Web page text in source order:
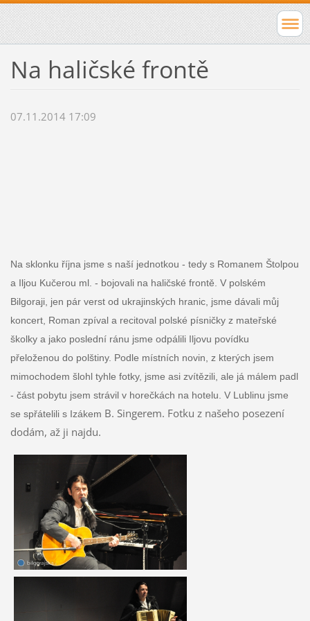
Na haličské frontě
07.11.2014 17:09
Na sklonku října jsme s naší jednotkou - tedy s Romanem Štolpou
a Iljou Kučerou ml. - bojovali na haličské frontě. V polském
Bilgoraji, jen pár verst od ukrajinských hranic, jsme dávali můj
koncert, Roman zpíval a recitoval polské písničky z mateřské
školky a jako poslední ránu jsme odpálili Iljovu povídku
přeloženou do polštiny. Podle místních novin, z kterých jsem
mimochodem šlohl tyhle fotky, jsme asi zvítězili, ale já málem padl
- část pobytu jsem strávil v horečkách na hotelu. V Lublinu jsme
se spřátelili s Izákem B. Singerem. Fotku z našeho posezení
dodám, až ji najdu.